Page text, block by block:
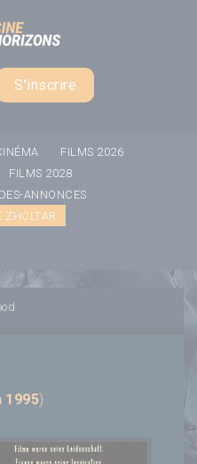
S'inscrire
FILMS 2026
FILMS 2028
ANNONCES
ZHOLTAR
1995)